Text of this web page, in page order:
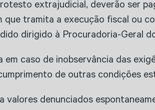
extrajudicial, deverão ser
tramita a execução fiscal ou
dirigido à Procuradoria-Geral
caso de inobservância das
de outras condições
denunciados